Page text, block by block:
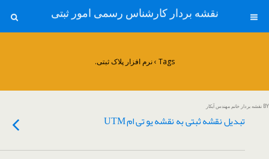
نقشه بردار کارشناس رسمی امور ثبتی
Tags › نرم افزار پلاک ثبتی.
BY نقشه بردار خانم مهندس آبکار
تبدیل نقشه ثبتی به نقشه یو تی ام UTM